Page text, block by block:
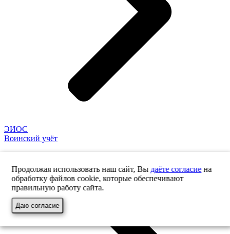
ЭИОС
Воинский учёт
Продолжая использовать наш сайт, Вы даёте согласиена
обработку файлов cookie, которые обеспечивают
правильную работу сайта.
Даю согласие